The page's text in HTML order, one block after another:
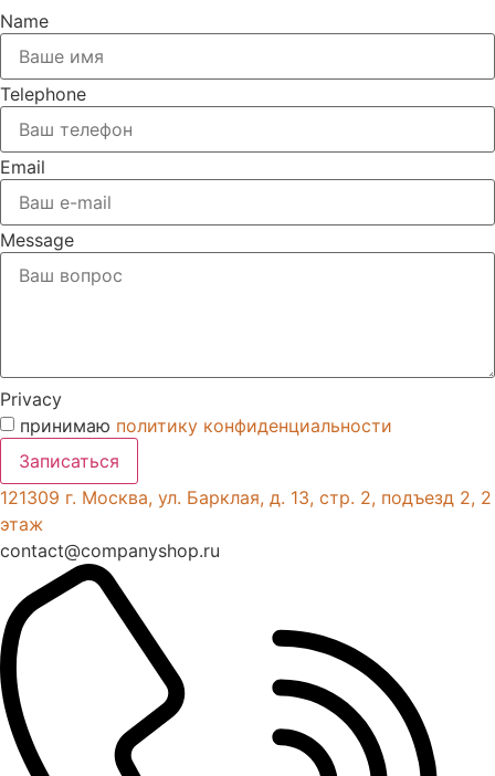
Name
Telephone
Email
Message
Privacy
принимаю политику конфиденциальности
Записаться
121309 г. Москва, ул. Барклая, д. 13, стр. 2, подъезд 2, 2
этаж
contact@companyshop.ru